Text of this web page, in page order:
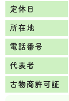
定休日
所在地
電話番号
代表者
古物商許可証